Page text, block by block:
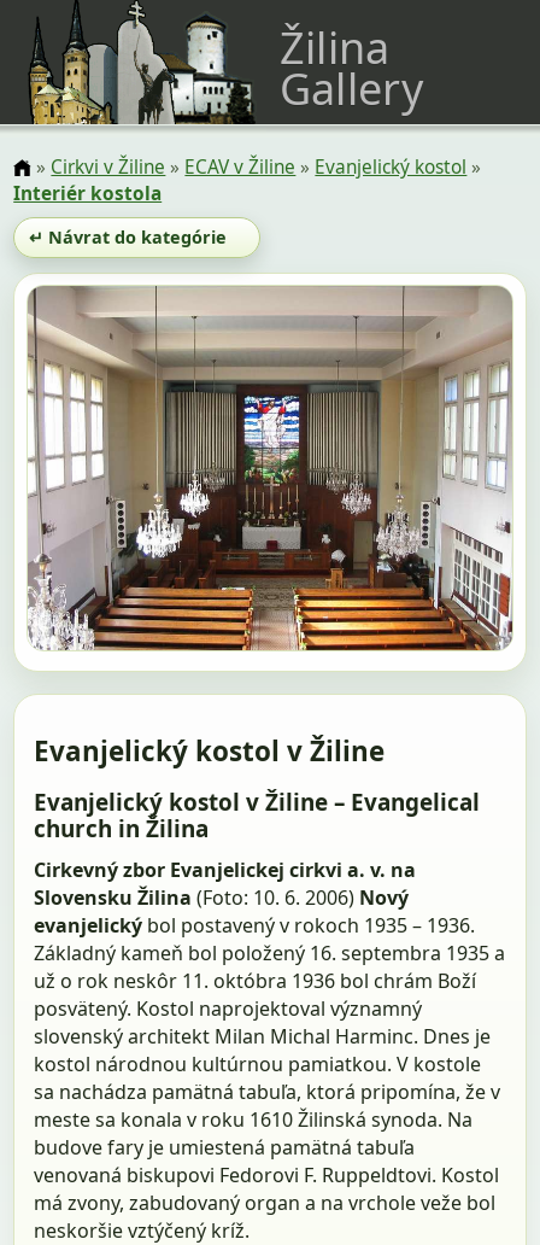
Žilina
Gallery
» Cirkvi v Žiline » ECAV v Žiline » Evanjelický kostol »
Interiér kostola
↵ Návrat do kategórie
Evanjelický kostol v Žiline
Evanjelický kostol v Žiline – Evangelical
church in Žilina
Cirkevný zbor Evanjelickej cirkvi a. v. na
Slovensku Žilina (Foto: 10. 6. 2006) Nový
evanjelický bol postavený v rokoch 1935 – 1936.
Základný kameň bol položený 16. septembra 1935 a
už o rok neskôr 11. októbra 1936 bol chrám Boží
posvätený. Kostol naprojektoval významný
slovenský architekt Milan Michal Harminc. Dnes je
kostol národnou kultúrnou pamiatkou. V kostole
sa nachádza pamätná tabuľa, ktorá pripomína, že v
meste sa konala v roku 1610 Žilinská synoda. Na
budove fary je umiestená pamätná tabuľa
venovaná biskupovi Fedorovi F. Ruppeldtovi. Kostol
má zvony, zabudovaný organ a na vrchole veže bol
neskoršie vztýčený kríž.